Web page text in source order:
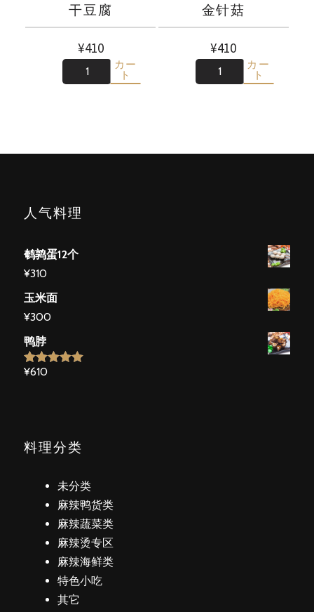
干豆腐
¥410
カー
ト
金针菇
¥410
カー
ト
人气料理
鹌鹑蛋12个
¥310
玉米面
¥300
鸭脖
5段階で
¥610
料理分类
未分类
麻辣鸭货类
麻辣蔬菜类
麻辣烫专区
麻辣海鲜类
特色小吃
其它